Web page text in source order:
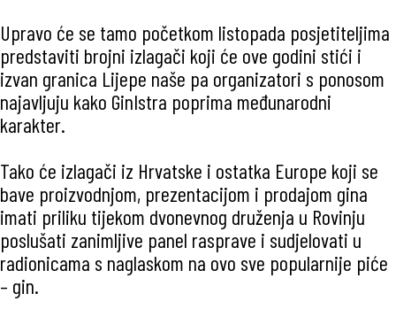
Upravo će se tamo početkom listopada posjetiteljima
predstaviti brojni izlagači koji će ove godini stići i
izvan granica Lijepe naše pa organizatori s ponosom
najavljuju kako GinIstra poprima međunarodni
karakter.
Tako će izlagači iz Hrvatske i ostatka Europe koji se
bave proizvodnjom, prezentacijom i prodajom gina
imati priliku tijekom dvonevnog druženja u Rovinju
poslušati zanimljive panel rasprave i sudjelovati u
radionicama s naglaskom na ovo sve popularnije piće
– gin.